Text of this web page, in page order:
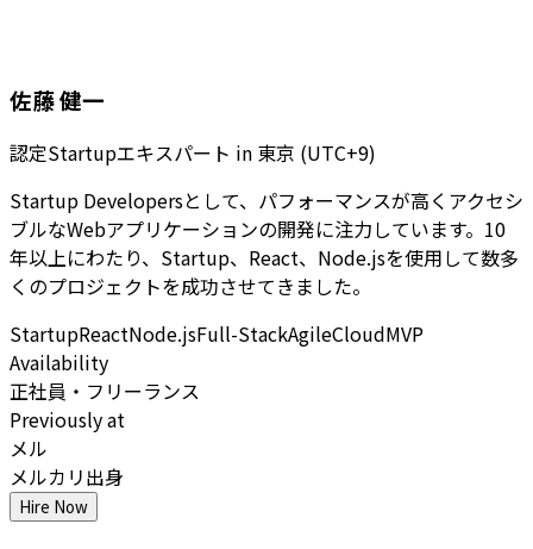
佐藤 健一
認定Startupエキスパート in 東京 (UTC+9)
Startup Developersとして、パフォーマンスが高くアクセシ
ブルなWebアプリケーションの開発に注力しています。10
年以上にわたり、Startup、React、Node.jsを使用して数多
くのプロジェクトを成功させてきました。
StartupReactNode.jsFull-StackAgileCloudMVP
Availability
正社員・フリーランス
Previously at
メル
メルカリ出身
Hire Now